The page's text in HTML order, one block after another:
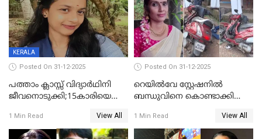
KERALA
Posted On 31-12-2025
പത്താം ക്ലാസ്സ് വിദ്യാര്‍ഥിനി
ജീവനൊടുക്കി;15കാരിയെ
കിടപ്പുമുറിയില്‍ തൂങ്ങി മരിച്ച
നിലയിൽ
1 Min Read View All
Posted On 31-12-2025
റെയിൽവേ സ്റ്റേഷനിൽ
ബന്ധുവിനെ കൊണ്ടാക്കി
ലോറി സ്കൂട്ടറിൽ ഇടിച്ചു :
യുവതിക്ക് ദാരുണാന്ത്യം
1 Min Read View All